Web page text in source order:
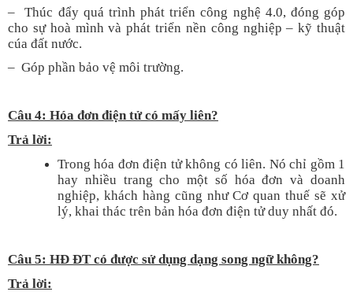
– Thúc đẩy quá trình phát triển công nghệ 4.0, đóng góp
cho sự hoà mình và phát triển nền công nghiệp – kỹ thuật
cúa đất nước.
– Góp phần bảo vệ môi trường.
Câu 4: Hóa đơn điện tử có mấy liên?
Trả lời:
Trong hóa đơn điện tử không có liên. Nó chỉ gồm 1
hay nhiều trang cho một số hóa đơn và doanh
nghiệp, khách hàng cũng như Cơ quan thuế sẽ xử
lý, khai thác trên bản hóa đơn điện tử duy nhất đó.
Câu 5: HĐ ĐT có được sử dụng dạng song ngữ không?
Trả lời: